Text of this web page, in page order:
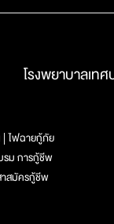
โรงพยาบาลเท
ไฟฉายกู้ภัย
ม การกู้ชีพ
สมัครกู้ชีพ